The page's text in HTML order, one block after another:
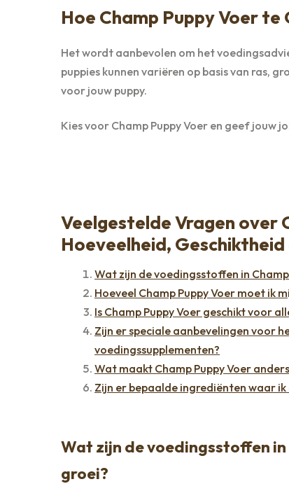
Hoe Champ Puppy Voer te
Het wordt aanbevolen om het
puppies kunnen variëren op basis van ras,
voor jouw puppy.
Kies voor Champ Puppy Voer en geef jouw
Veelgestelde Vragen over
Hoeveelheid,
Wat zijn de voedingsstoffen in
Hoeveel Champ Puppy Voer moet ik
Is Champ Puppy Voer geschikt voor
Zijn er speciale aanbevelingen voor
voedingssupplementen?
Wat maakt Champ Puppy Voer
Zijn er bepaalde ingrediënten waar
Wat zijn de voedingsstoffen
groei?